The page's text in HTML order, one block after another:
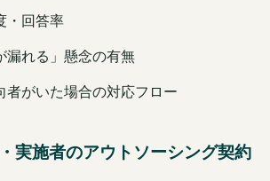
・回答率
漏れる」懸念の有無
者がいた場合の対応フロー
実施者のアウトソーシング契約